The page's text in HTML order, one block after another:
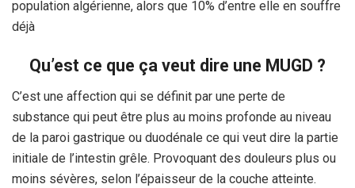
population algérienne, alors que 10% d’entre elle en souffre
déjà
Qu’est ce que ça veut dire une MUGD ?
C’est une affection qui se définit par une perte de
substance qui peut être plus au moins profonde au niveau
de la paroi gastrique ou duodénale ce qui veut dire la partie
initiale de l’intestin grêle. Provoquant des douleurs plus ou
moins sévères, selon l’épaisseur de la couche atteinte.